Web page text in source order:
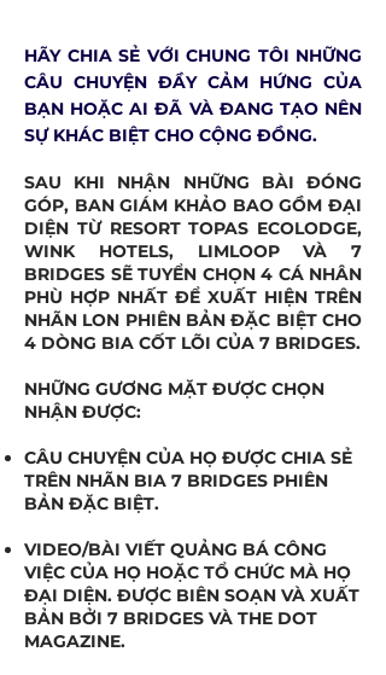
HÃY CHIA SẺ VỚI CHUNG TÔI NHỮNG
CÂU CHUYỆN ĐẦY CẢM HỨNG CỦA
BẠN HOẶC AI ĐÃ VÀ ĐANG TẠO NÊN
SỰ KHÁC BIỆT CHO CỘNG ĐỒNG.
SAU KHI NHẬN NHỮNG BÀI ĐÓNG
GÓP, BAN GIÁM KHẢO BAO GỒM ĐẠI
DIỆN TỪ RESORT TOPAS ECOLODGE,
WINK HOTELS, LIMLOOP VÀ 7
BRIDGES SẼ TUYỂN CHỌN 4 CÁ NHÂN
PHÙ HỢP NHẤT ĐỂ XUẤT HIỆN TRÊN
NHÃN LON PHIÊN BẢN ĐẶC BIỆT CHO
4 DÒNG BIA CỐT LÕI CỦA 7 BRIDGES.
NHỮNG GƯƠNG MẶT ĐƯỢC CHỌN
NHẬN ĐƯỢC:
CÂU CHUYỆN CỦA HỌ ĐƯỢC CHIA SẺ
TRÊN NHÃN BIA 7 BRIDGES PHIÊN
BẢN ĐẶC BIỆT.
VIDEO/BÀI VIẾT QUẢNG BÁ CÔNG
VIỆC CỦA HỌ HOẶC TỔ CHỨC MÀ HỌ
ĐẠI DIỆN. ĐƯỢC BIÊN SOẠN VÀ XUẤT
BẢN BỞI 7 BRIDGES VÀ THE DOT
MAGAZINE.